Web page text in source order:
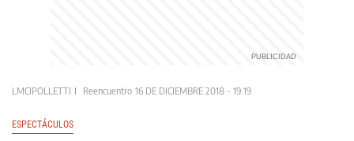
LMCIPOLLETTI Reencuentro 16 DE DICIEMBRE 2018 - 19:19
ESPECTÁCULOS